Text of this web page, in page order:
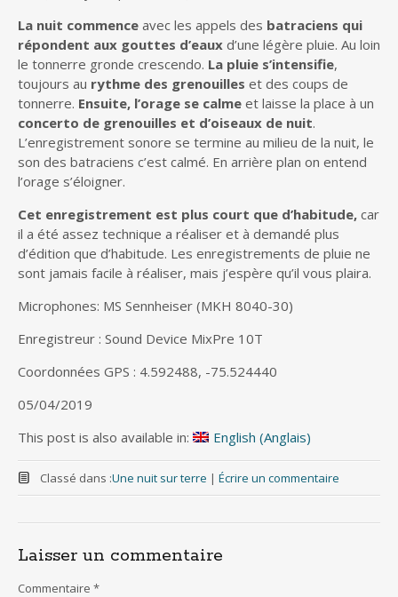
La nuit commence avec les appels des batraciens qui
répondent aux gouttes d’eaux d’une légère pluie. Au loin
le tonnerre gronde crescendo. La pluie s’intensifie,
toujours au rythme des grenouilles et des coups de
tonnerre. Ensuite, l’orage se calme et laisse la place à un
concerto de grenouilles et d’oiseaux de nuit.
L’enregistrement sonore se termine au milieu de la nuit, le
son des batraciens c’est calmé. En arrière plan on entend
l’orage s’éloigner.
Cet enregistrement est plus court que d’habitude, car
il a été assez technique a réaliser et à demandé plus
d’édition que d’habitude. Les enregistrements de pluie ne
sont jamais facile à réaliser, mais j’espère qu’il vous plaira.
Microphones: MS Sennheiser (MKH 8040-30)
Enregistreur : Sound Device MixPre 10T
Coordonnées GPS : 4.592488, -75.524440
05/04/2019
This post is also available in:
English (Anglais)
Classé dans :Une nuit sur terre | Écrire un commentaire
Laisser un commentaire
Commentaire *